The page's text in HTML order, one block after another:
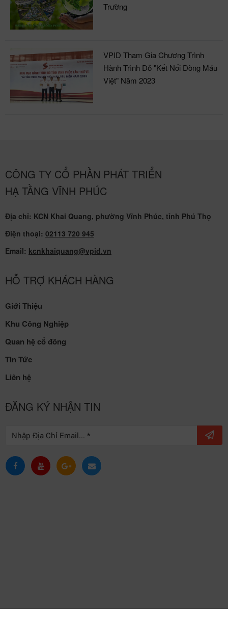
Trường
VPID Tham Gia Chương Trình
Hành Trình Đỏ "Kết Nối Dòng Máu
Việt" Năm 2023
CÔNG TY CỔ PHẦN PHÁT TRIỂN
HẠ TẦNG VĨNH PHÚC
Địa chỉ: KCN Khai Quang, phường Vĩnh Phúc, tỉnh Phú Thọ
Điện thoại: 02113 720 945
Email: kcnkhaiquang@vpid.vn
HỖ TRỢ KHÁCH HÀNG
Giới Thiệu
Khu Công Nghiệp
Quan hệ cổ đông
Tin Tức
Liên hệ
ĐĂNG KÝ NHẬN TIN